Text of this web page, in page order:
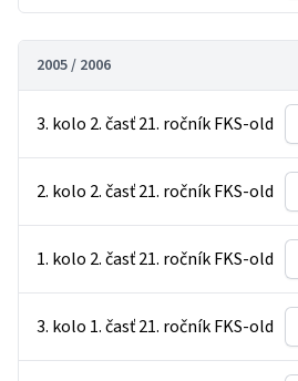
2005 / 2006
3. kolo 2. časť 21. ročník FKS-old
2. kolo 2. časť 21. ročník FKS-old
1. kolo 2. časť 21. ročník FKS-old
3. kolo 1. časť 21. ročník FKS-old